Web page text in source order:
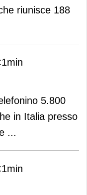
riunisce 188
5.800
in Italia presso
...